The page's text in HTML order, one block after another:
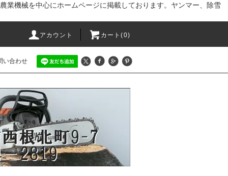
業機械を中心にホームページに掲載しております。ヤンマー、除雪
アカウント カート(0)
い合わせ